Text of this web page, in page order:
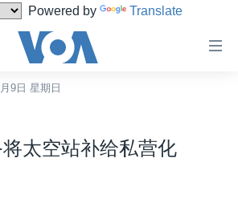
Powered by Translate
9日 星期日
太空站补给私营化